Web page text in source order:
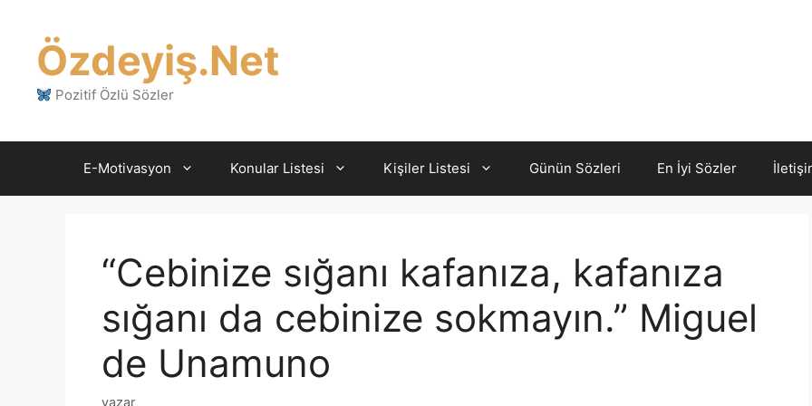
Özdeyiş.Net
Pozitif Özlü Sözler
E-Motivasyon Konular Listesi Kişiler Listesi Günün Sözleri En İyi Sözler
“Cebinize sığanı kafanıza, kafanıza
sığanı da cebinize sokmayın.” Miguel
de Unamuno
yazar